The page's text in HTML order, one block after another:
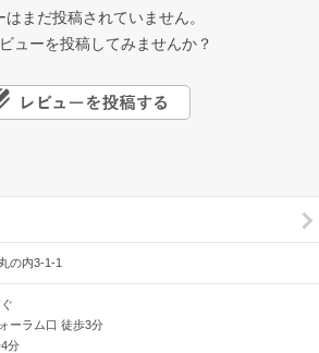
はまだ投稿されていません。
ューを投稿してみませんか？
の内3-1-1
ーラム口 徒歩3分
分